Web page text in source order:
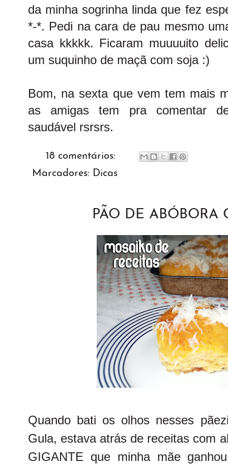
da minha sogrinha linda que fez
*-*. Pedi na cara de pau mesmo
casa kkkkk. Ficaram muuuuito
um suquinho de maçã com soja :)
Bom, na sexta que vem tem mais
as amigas tem pra comentar
saudável rsrsrs.
18 comentários:
Marcadores: Dicas
PÃO DE ABÓBORA
Quando bati os olhos nesses
Gula, estava atrás de receitas com
GIGANTE que minha mãe